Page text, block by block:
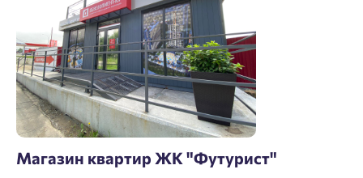
Магазин квартир ЖК "Футурист"